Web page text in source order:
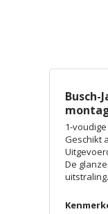
Busch-
1-
Geschikt
De
uitstraling.